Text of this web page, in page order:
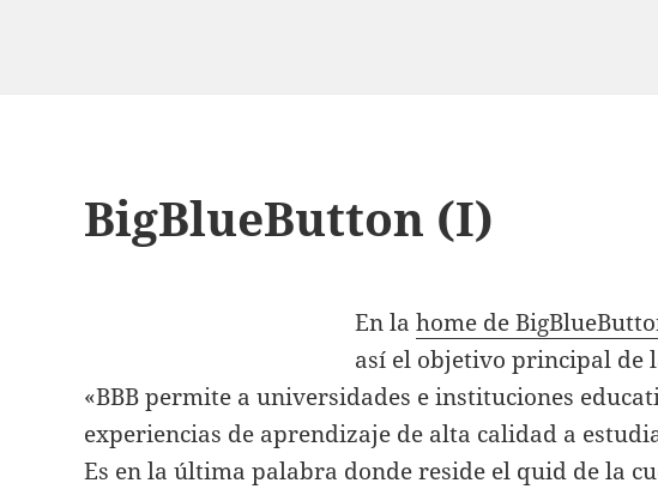
BigBlueButton (I)
En lahome de
así el objetivo principal de
«BBB permite a universidades e instituciones
experiencias de aprendizaje de alta calidad a
Es en la última palabra donde reside el quid de la